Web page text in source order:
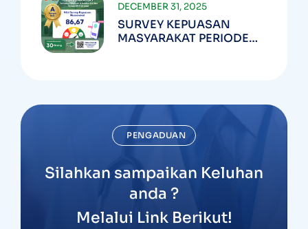
SURVEY KEPUASAN
MASYARAKAT PERIODE
DECEMBER 31, 2025
PENGADUAN
Silahkan sampaikan Keluhan
anda ?
Melalui Link Berikut!